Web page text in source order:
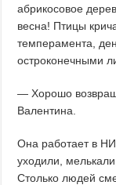
абрикосовое
весна! Птицы
темперамента,
остроконечными
— Хорошо
Валентина.
Она работает в
уходили,
Столько людей